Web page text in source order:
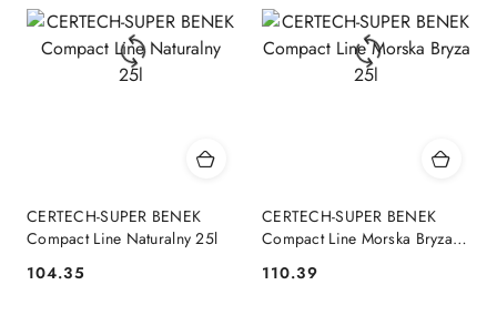
CERTECH-SUPER BENEK
Compact Line Naturalny 25l
Cena:
104.35
CERTECH-SUPER BENEK
Compact Line Morska Bryza
Cena:
110.39